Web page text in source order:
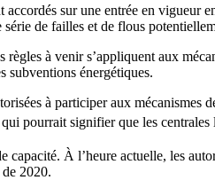
sur une entrée en
de failles et de flous
à venir s’appliquent aux
subventions énergétiques.
à participer aux
pourrait signifier que les centrales
À l’heure actuelle, les
2020.